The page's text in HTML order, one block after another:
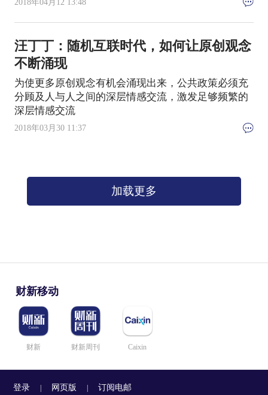
汪丁丁：随机互联时代，如何让原创观念
不断涌现
为使更多原创观念有机会涌现出来，公共政策必须充
分顾及人与人之间的深层情感交流，激发足够频繁的
深层情感交流
2018年03月30 11:37
加载更多
财新移动
财新 财新周刊 Caixin
登录 网页版 订阅电邮